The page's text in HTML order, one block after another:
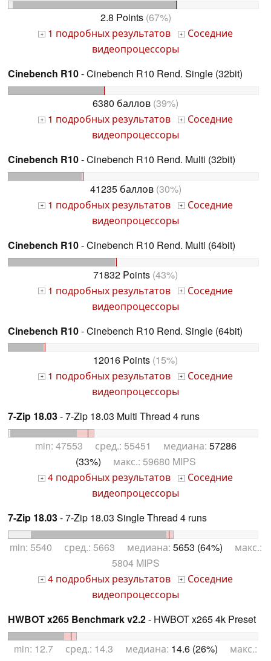
2.8 Points(67%)
+ 1 подробных результатов + Соседние
видеопроцессоры
Cinebench R10- Cinebench R10 Rend. Single (32bit)
6380 баллов (39%)
+ 1 подробных результатов + Соседние
видеопроцессоры
Cinebench R10- Cinebench R10 Rend. Multi (32bit)
41235 баллов(30%)
+ 1 подробных результатов + Соседние
видеопроцессоры
Cinebench R10- Cinebench R10 Rend. Multi (64bit)
71832 Points (43%)
+ 1 подробных результатов + Соседние
видеопроцессоры
Cinebench R10- Cinebench R10 Rend. Single (64bit)
12016 Points (15%)
+ 1 подробных результатов + Соседние
видеопроцессоры
7-Zip 18.03- 7-Zip 18.03 Multi Thread 4 runs
min: 47553 сред.: 55451 медиана: 57286
(33%) макс.: 59680 MIPS
+ 4 подробных результатов + Соседние
видеопроцессоры
7-Zip 18.03- 7-Zip 18.03 Single Thread 4 runs
min: 5540 сред.: 5663 медиана: 5653 (64%) макс.:
5804 MIPS
+ 4 подробных результатов + Соседние
видеопроцессоры
HWBOT x265 Benchmark v2.2- HWBOT x265 4k Preset
min: 12.7 сред.: 14.3 медиана: 14.6 (26%) макс.: